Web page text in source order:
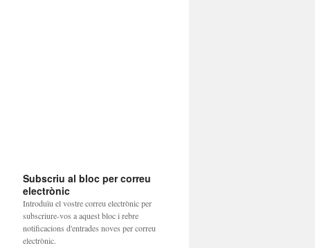
Subscriu al bloc per correu
electrònic
Introduïu el vostre correu electrònic per
subscriure-vos a aquest bloc i rebre
notificacions d'entrades noves per correu
electrònic.